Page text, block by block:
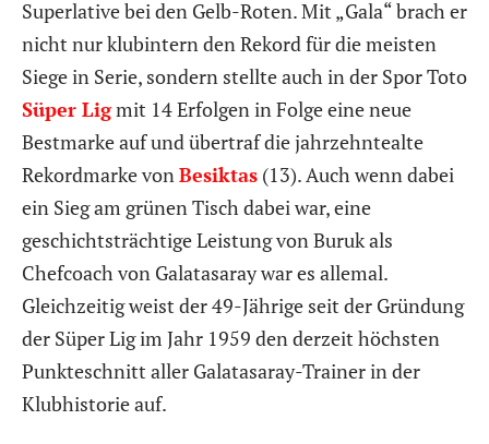
Superlative bei den Gelb-Roten. Mit „Gala“ brach er
nicht nur klubintern den Rekord für die meisten
Siege in Serie, sondern stellte auch in der Spor Toto
Süper Ligmit 14 Erfolgen in Folge eine neue
Bestmarke auf und übertraf die jahrzehntealte
Rekordmarke von Besiktas (13). Auch wenn dabei
ein Sieg am grünen Tisch dabei war, eine
geschichtsträchtige Leistung von Buruk als
Chefcoach von Galatasaray war es allemal.
Gleichzeitig weist der 49-Jährige seit der Gründung
der Süper Lig im Jahr 1959 den derzeit höchsten
Punkteschnitt aller Galatasaray-Trainer in der
Klubhistorie auf.